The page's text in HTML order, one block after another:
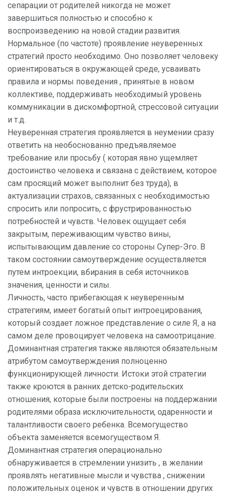
сепарации от родителей никогда не может
завершиться полностью и способно к
воспроизведению на новой стадии развития.
Нормальное (по частоте) проявление неуверенных
стратегий просто необходимо. Оно позволяет человеку
ориентироваться в окружающей среде, усваивать
правила и нормы поведения , принятые в новом
коллективе, поддерживать необходимый уровень
коммуникации в дискомфортной, стрессовой ситуации
и т.д.
Неуверенная стратегия проявляется в неумении сразу
ответить на необоснованно предъявляемое
требование или просьбу ( которая явно ущемляет
достоинство человека и связана с действием, которое
сам просящий может выполнит без труда), в
актуализации страхов, связанных с необходимостью
спросить или попросить, с фрустрированностью
потребностей и чувств. Человек ощущает себя
закрытым, переживающим чувство вины,
испытывающим давление со стороны Супер-Эго. В
таком состоянии самоутверждение осуществляется
путем интроекции, вбирания в себя источников
значения, ценности и силы.
Личность, часто прибегающая к неуверенным
стратегиям, имеет богатый опыт интроецирования,
который создает ложное представление о силе Я, а на
самом деле провоцирует человека на самоотрицание.
Доминантная стратегия также являются обязательным
атрибутом самоутверждения полноценно
функционирующей личности. Истоки этой стратегии
также кроются в ранних детско-родительских
отношения, которые были построены на поддержании
родителями образа исключительности, одаренности и
талантливости своего ребенка. Всемогущество
объекта заменяется всемогуществом Я.
Доминантная стратегия операционально
обнаруживается в стремлении унизить , в желании
проявлять негативные мысли и чувства , снижении
положительных оценок и чувств в отношении других